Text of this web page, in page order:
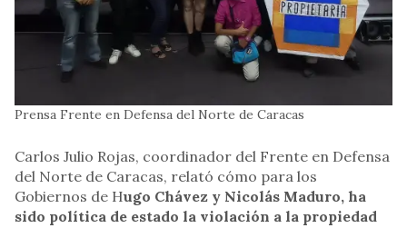
Prensa Frente en Defensa del Norte de Caracas
Carlos Julio Rojas, coordinador del Frente en Defensa
del Norte de Caracas, relató cómo para los
Gobiernos de Hugo Chávez y Nicolás Maduro, ha
sido política de estado la violación a la propiedad